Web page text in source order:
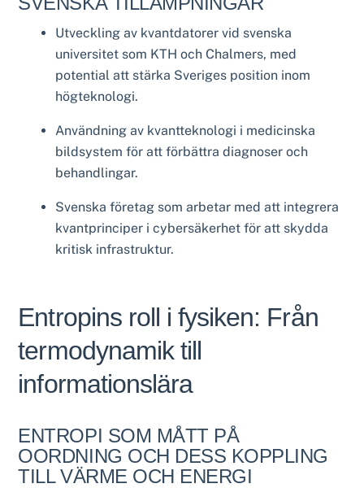
Utveckling av kvantdatorer vid svenska
universitet som KTH och Chalmers, med
potential att stärka Sveriges position inom
högteknologi.
Användning av kvantteknologi i medicinska
bildsystem för att förbättra diagnoser och
behandlingar.
Svenska företag som arbetar med att integrera
kvantprinciper i cybersäkerhet för att skydda
kritisk infrastruktur.
Entropins roll i fysiken: Från
termodynamik till
informationslära
ENTROPI SOM MÅTT PÅ
OORDNING OCH DESS KOPPLING
TILL VÄRME OCH ENERGI